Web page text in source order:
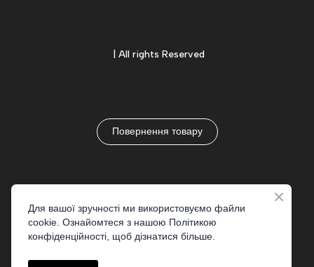
| All rights Reserved
Повернення товару
Доставка та оплата
Для вашої зручності ми використовуємо файли
cookie. Ознайомтеся з нашою Політикою
конфіденційності, щоб дізнатися більше.